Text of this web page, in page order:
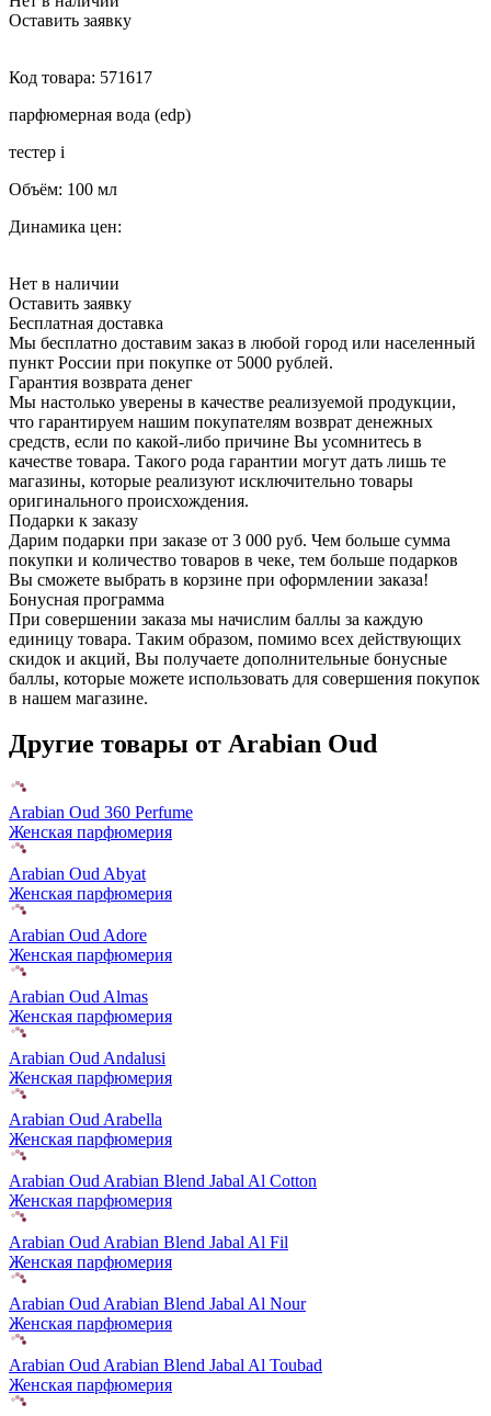
Оставить заявку
Код товара: 571617
парфюмерная вода (edp)
тестер i
Объём: 100 мл
Динамика цен:
Нет в наличии
Оставить заявку
Бесплатная доставка
Мы бесплатно доставим заказ в любой город или населенный
пункт России при покупке от 5000 рублей.
Гарантия возврата денег
Мы настолько уверены в качестве реализуемой продукции,
что гарантируем нашим покупателям возврат денежных
средств, если по какой-либо причине Вы усомнитесь в
качестве товара. Такого рода гарантии могут дать лишь те
магазины, которые реализуют исключительно товары
оригинального происхождения.
Подарки к заказу
Дарим подарки при заказе от 3 000 руб. Чем больше сумма
покупки и количество товаров в чеке, тем больше подарков
Вы сможете выбрать в корзине при оформлении заказа!
Бонусная программа
При совершении заказа мы начислим баллы за каждую
единицу товара. Таким образом, помимо всех действующих
скидок и акций, Вы получаете дополнительные бонусные
баллы, которые можете использовать для совершения покупок
в нашем магазине.
Другие товары от Arabian Oud
Arabian Oud 360 Perfume
Женская парфюмерия
Arabian Oud Abyat
Женская парфюмерия
Arabian Oud Adore
Женская парфюмерия
Arabian Oud Almas
Женская парфюмерия
Arabian Oud Andalusi
Женская парфюмерия
Arabian Oud Arabella
Женская парфюмерия
Arabian Oud Arabian Blend Jabal Al Cotton
Женская парфюмерия
Arabian Oud Arabian Blend Jabal Al Fil
Женская парфюмерия
Arabian Oud Arabian Blend Jabal Al Nour
Женская парфюмерия
Arabian Oud Arabian Blend Jabal Al Toubad
Женская парфюмерия